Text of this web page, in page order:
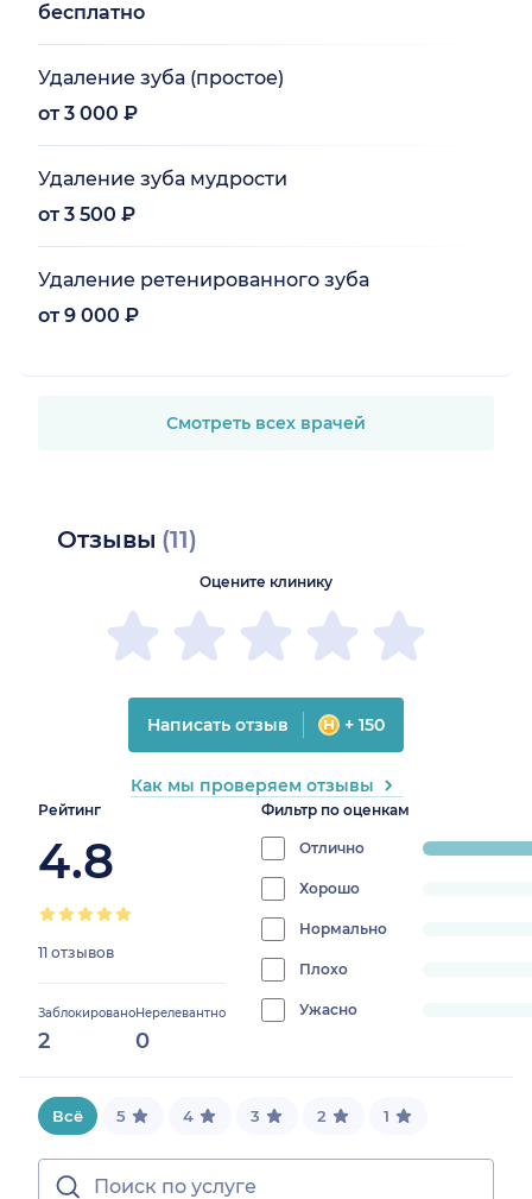
бесплатно
Удаление зуба (простое)
от 3 000 ₽
Удаление зуба мудрости
от 3 500 ₽
Удаление ретенированного зуба
от 9 000 ₽
Смотреть всех врачей
Отзывы (11)
Рейтинг
4.8
11 отзывов
Заблокировано
2
Нерелевантно
0
Фильтр по оценкам
Отлично
progress:
Хорошо
0%
Нормально
0%
Плохо
0%
Ужасно
progress:
Оцените клинику
Написать отзыв + 150
Как мы проверяем отзывы
Всё 5 4 3 2 1